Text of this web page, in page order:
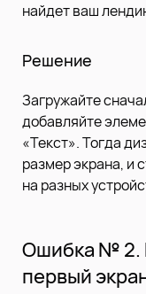
найдет ваш
Решение
Загружайте
добавляйте
«Текст». Тогда
размер экрана, и
на разных
Ошибка № 2.
первый